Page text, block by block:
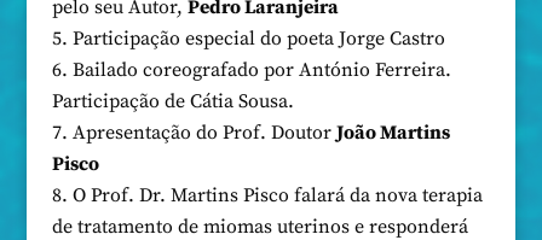
pelo seu Autor, Pedro Laranjeira
Participação especial do poeta Jorge Castro
Bailado coreografado por António Ferreira.
Participação de Cátia Sousa.
Apresentação do Prof. DoutorJoão Martins
Pisco
O Prof. Dr. Martins Pisco falará da nova terapia
de tratamento de miomas uterinos e responderá